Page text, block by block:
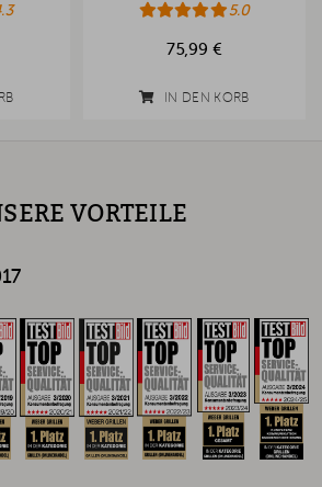
5.0
75,99 €
IN DEN KORB
VORTEILE